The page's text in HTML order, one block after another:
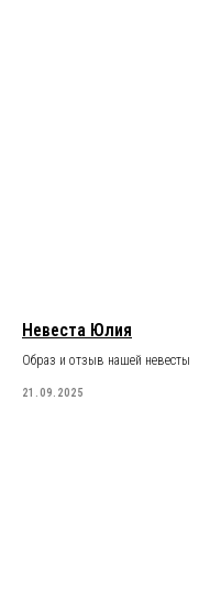
Невеста Юлия
Образ и отзыв нашей невесты
21.09.2025